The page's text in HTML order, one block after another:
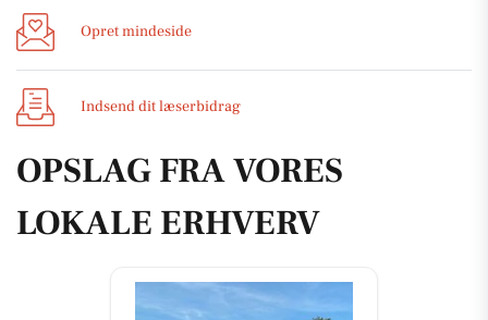
Opret mindeside
Indsend dit læserbidrag
OPSLAG FRA VORES
LOKALE ERHVERV